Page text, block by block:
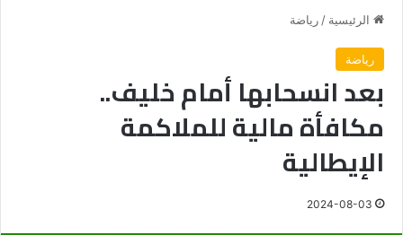
الرئيسية / رياضة
رياضة
بعد انسحابها أمام خليف..
مكافأة مالية للملاكمة
الإيطالية
2024-08-03